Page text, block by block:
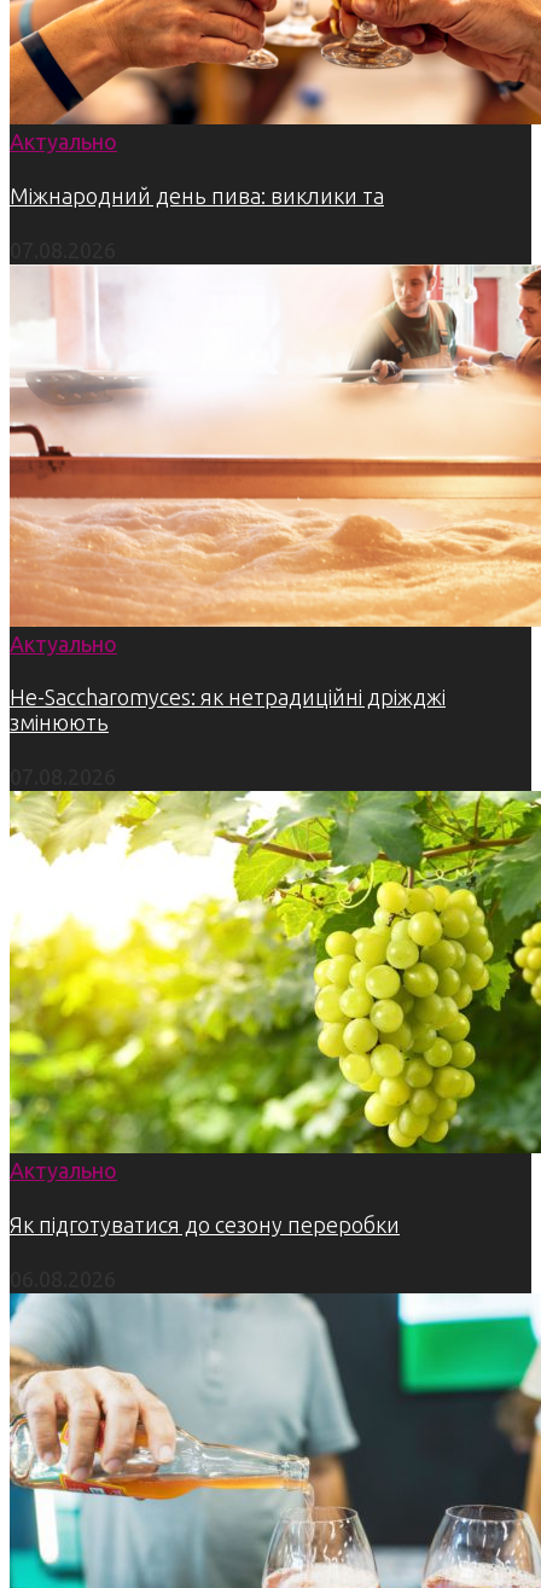
Актуально
Міжнародний день пива: виклики та
Актуально
Не-Saccharomyces: як нетрадиційні дріжджі
змінюють
Актуально
Як підготуватися до сезону переробки